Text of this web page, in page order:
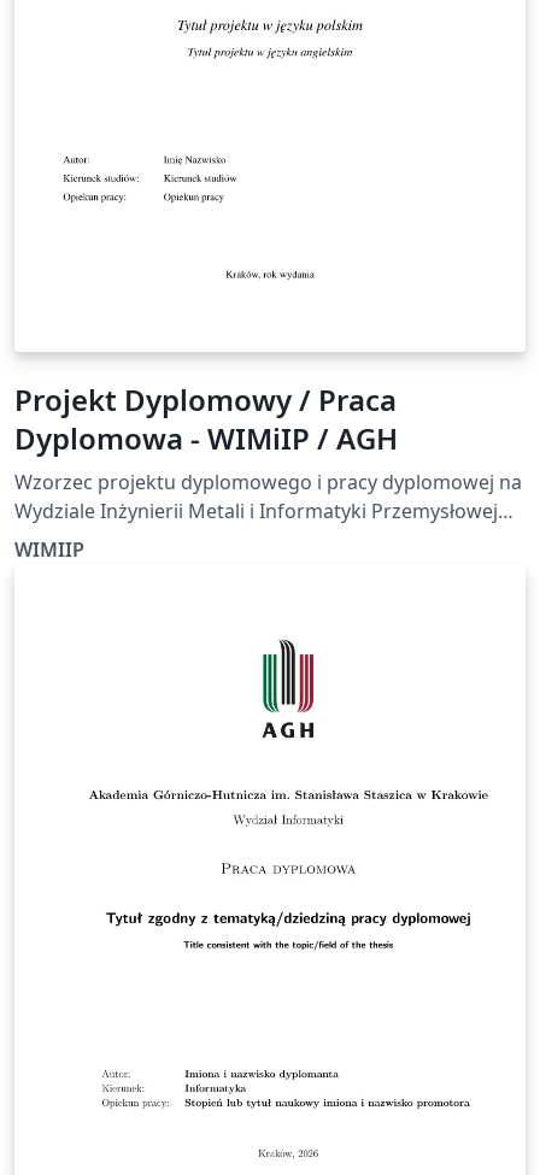
Projekt Dyplomowy / Praca
Dyplomowa - WIMiIP / AGH
Wzorzec projektu dyplomowego i pracy dyplomowej na
Wydziale Inżynierii Metali i Informatyki Przemysłowej
Akademii Górniczo-Hutniczej w Krakowie. Wzór oparty
pdf Oraz oficjalnej stronie tytułowej:
content/uploads/2021/12/WIMiIP-2021-strona-tytulowa-
WIMIIP